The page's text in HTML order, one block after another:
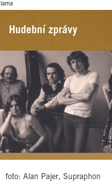
Hudební zprávy
foto: Alan Pajer, Supraphon